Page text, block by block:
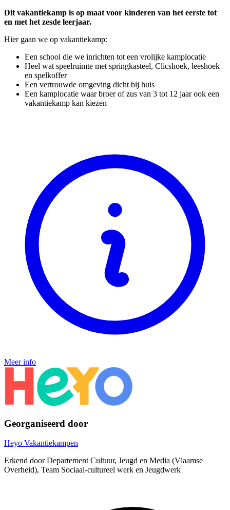
Dit vakantiekamp is op maat voor kinderen van het eerste tot
en met het zesde leerjaar.
Hier gaan we op vakantiekamp:
Een school die we inrichten tot een vrolijke kamplocatie
Heel wat speelruimte met springkasteel, Clicshoek, leeshoek
en spelkoffer
Een vertrouwde omgeving dicht bij huis
Een kamplocatie waar broer of zus van 3 tot 12 jaar ook een
vakantiekamp kan kiezen
Meer info
Georganiseerd door
Heyo Vakantiekampen
Erkend door Departement Cultuur, Jeugd en Media (Vlaamse
Overheid), Team Sociaal-cultureel werk en Jeugdwerk